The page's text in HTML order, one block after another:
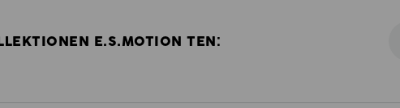
E.S.MOTION TEN: